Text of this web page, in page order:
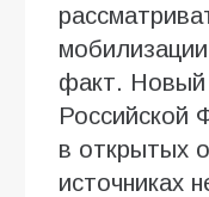
факт. Новый
Российской
в открытых
источниках